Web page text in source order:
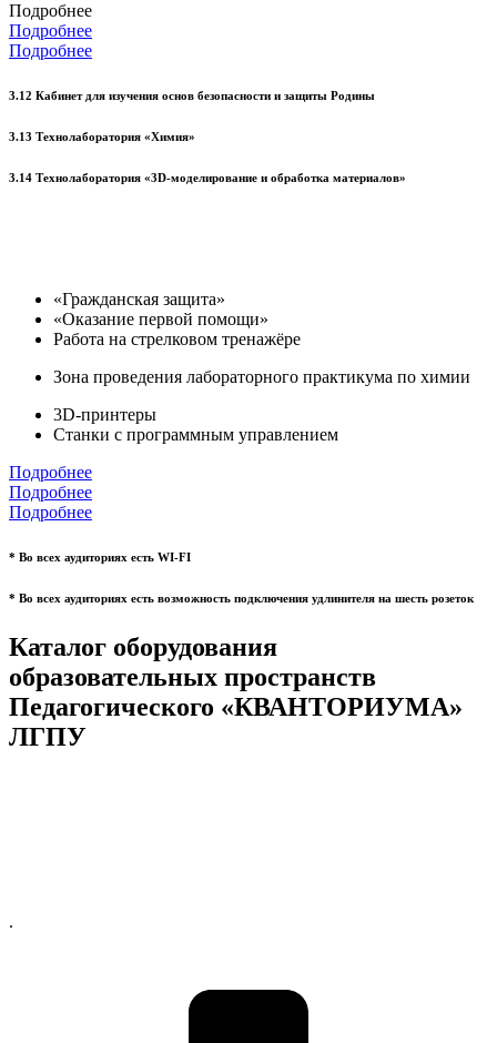
Подробнее
Подробнее
Подробнее
3.12 Кабинет для изучения основ безопасности и защиты Родины
3.13 Технолаборатория «Химия»
3.14 Технолаборатория «3D-моделирование и обработка материалов»
«Гражданская защита»
«Оказание первой помощи»
Работа на стрелковом тренажёре
Зона проведения лабораторного практикума по химии
3D-принтеры
Станки с программным управлением
Подробнее
Подробнее
Подробнее
* Во всех аудиториях есть WI-FI
* Во всех аудиториях есть возможность подключения удлинителя на шесть розеток
Каталог оборудования
образовательных пространств
Педагогического «КВАНТОРИУМА»
ЛГПУ
.